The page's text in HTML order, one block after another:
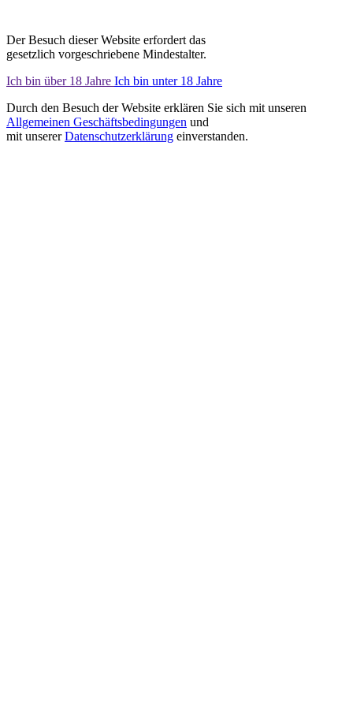
Der Besuch dieser Website erfordert das
gesetzlich vorgeschriebene Mindestalter.
Ich bin über 18 Jahre Ich bin unter 18 Jahre
Durch den Besuch der Website erklären Sie sich mit unseren
Allgemeinen Geschäftsbedingungen und
mit unsererDatenschutzerklärung einverstanden.